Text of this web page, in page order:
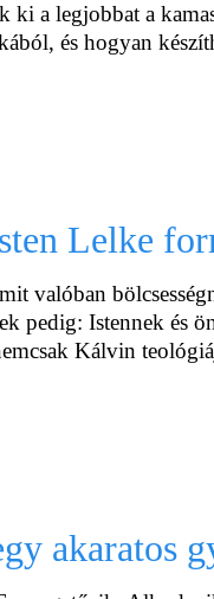
ki a legjobbat a
és hogyan
Lelke
valóban
pedig: Istennek és
Kálvin
akaratos